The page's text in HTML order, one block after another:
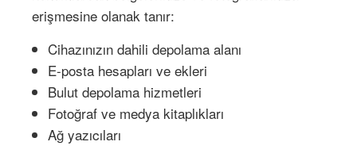
erişmesine olanak tanır:
Cihazınızın dahili depolama alanı
E-posta hesapları ve ekleri
Bulut depolama hizmetleri
Fotoğraf ve medya kitaplıkları
Ağ yazıcıları